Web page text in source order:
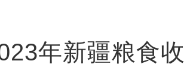
年新疆粮食收